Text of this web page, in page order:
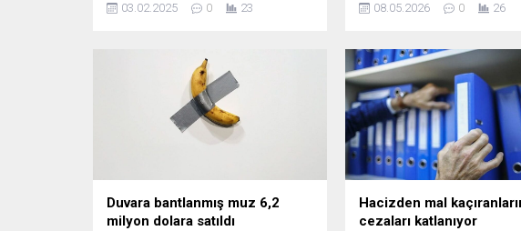
verdi. Bu sayı, Aralık 2024'teki 219
başvuru sayısına ...
03.02.2025 0 23
Evi önünde gerçekleştirilen
mahallelerinde yetiştirilen
120 bin yerel sebze fidesi
vatandaşlara ücretsiz olarak
Nilüfer Belediyesi ile Nilüfer
Tarımsal Kalkınma
(NİLKOOP) iş birliğinde,
üretime teşvik etmek...
08.05.2026 0 26
Duvara bantlanmış muz 6,2
milyon dolara satıldı
Hacizden mal
cezaları katlanıyor